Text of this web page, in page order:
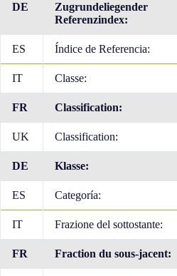
DE
Zugrundeliegender
Referenzindex:
ES Índice de Referencia:
IT Classe:
FR Classification:
UK Classification:
DE Klasse:
ES Categoría:
IT Frazione del sottostante:
FR Fraction du sous-jacent: